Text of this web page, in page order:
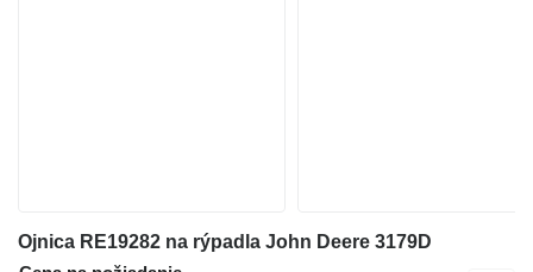
Ojnica RE19282 na rýpadla John Deere 3179D